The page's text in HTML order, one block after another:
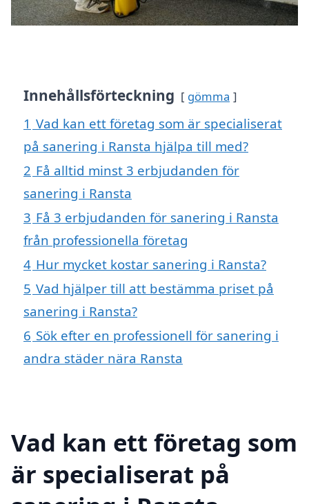
Innehållsförteckning gömma
1 Vad kan ett företag som är specialiserat
på sanering i Ransta hjälpa till med?
2 Få alltid minst 3 erbjudanden för
sanering i Ransta
3 Få 3 erbjudanden för sanering i Ransta
från professionella företag
4 Hur mycket kostar sanering i Ransta?
5 Vad hjälper till att bestämma priset på
sanering i Ransta?
6 Sök efter en professionell för sanering i
andra städer nära Ransta
Vad kan ett företag som
är specialiserat på